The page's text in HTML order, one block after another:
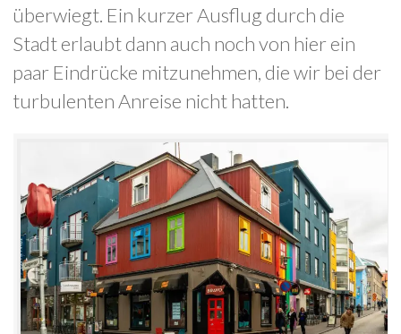
überwiegt. Ein kurzer Ausflug durch die
Stadt erlaubt dann auch noch von hier ein
paar Eindrücke mitzunehmen, die wir bei der
turbulenten Anreise nicht hatten.